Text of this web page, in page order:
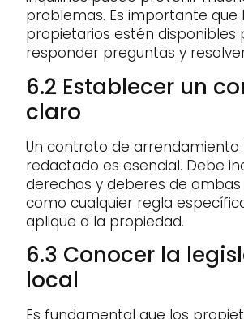
problemas. Es importante que
propietarios estén disponibles
responder preguntas y
6.2 Establecer un
claro
Un contrato de arrendamiento
redactado es esencial. Debe
derechos y deberes de
como cualquier regla
aplique a la propiedad.
6.3 Conocer la
local
Es fundamental que los